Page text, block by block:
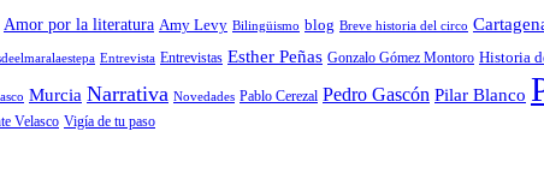
Amor por la literatura Amy Levy Bilingüismo blog Breve historia del circo
Entrevista Entrevistas Esther Peñas Gonzalo Gómez Montoro Historia
Murcia Narrativa Novedades Pablo Cerezal Pedro Gascón Pilar Blanco
Velasco Vigía de tu paso